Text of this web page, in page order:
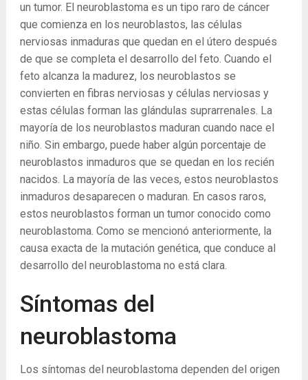
un tumor. El neuroblastoma es un tipo raro de cáncer
que comienza en los neuroblastos, las células
nerviosas inmaduras que quedan en el útero después
de que se completa el desarrollo del feto. Cuando el
feto alcanza la madurez, los neuroblastos se
convierten en fibras nerviosas y células nerviosas y
estas células forman las glándulas suprarrenales. La
mayoría de los neuroblastos maduran cuando nace el
niño. Sin embargo, puede haber algún porcentaje de
neuroblastos inmaduros que se quedan en los recién
nacidos. La mayoría de las veces, estos neuroblastos
inmaduros desaparecen o maduran. En casos raros,
estos neuroblastos forman un tumor conocido como
neuroblastoma. Como se mencionó anteriormente, la
causa exacta de la mutación genética, que conduce al
desarrollo del neuroblastoma no está clara.
Síntomas del
neuroblastoma
Los síntomas del neuroblastoma dependen del origen